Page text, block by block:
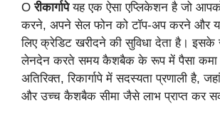
Oरीकार्गापेयह एक ऐसा एप्लिकेशन है जो
करने, अपने सेल फोन को टॉप-अप करने और
लिए क्रेडिट खरीदने की सुविधा देता है। इसके
लेनदेन करते समय कैशबैक के रूप में पैसा
अतिरिक्त, रिकार्गापे में सदस्यता प्रणाली है,
और उच्च कैशबैक सीमा जैसे लाभ प्राप्त कर